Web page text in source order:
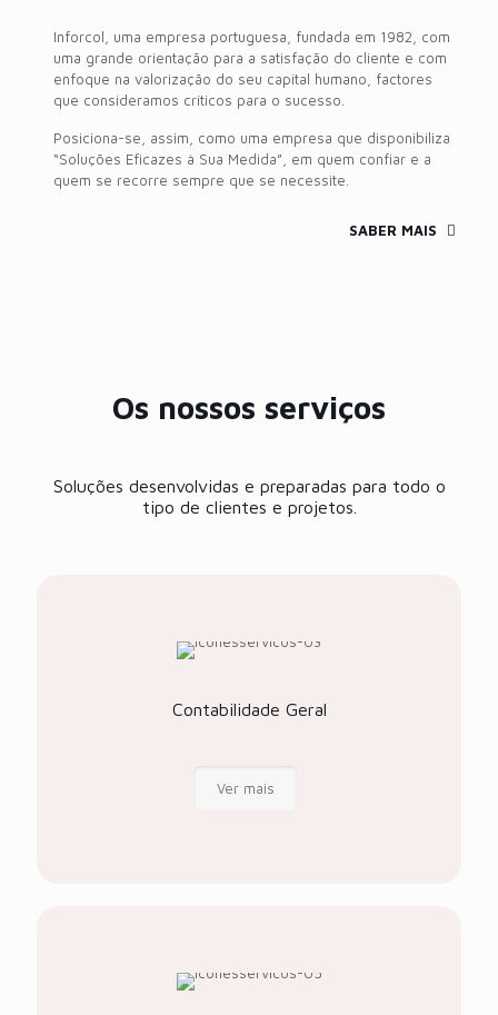
Inforcol, uma empresa portuguesa, fundada em 1982, com
uma grande orientação para a satisfação do cliente e com
enfoque na valorização do seu capital humano, factores
que consideramos críticos para o sucesso.
Posiciona-se, assim, como uma empresa que disponibiliza
“Soluções Eficazes à Sua Medida”, em quem confiar e a
quem se recorre sempre que se necessite.
SABER MAIS
Os nossos serviços
Soluções desenvolvidas e preparadas para todo o
tipo de clientes e projetos.
Contabilidade Geral
Ver mais